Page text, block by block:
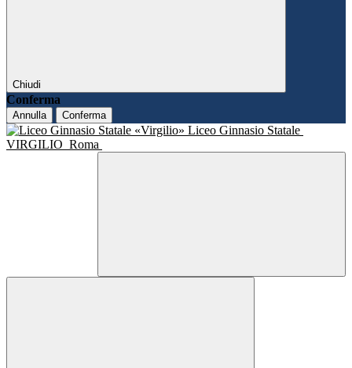
Chiudi
Conferma
Annulla Conferma
Liceo Ginnasio Statale
VIRGILIO Roma